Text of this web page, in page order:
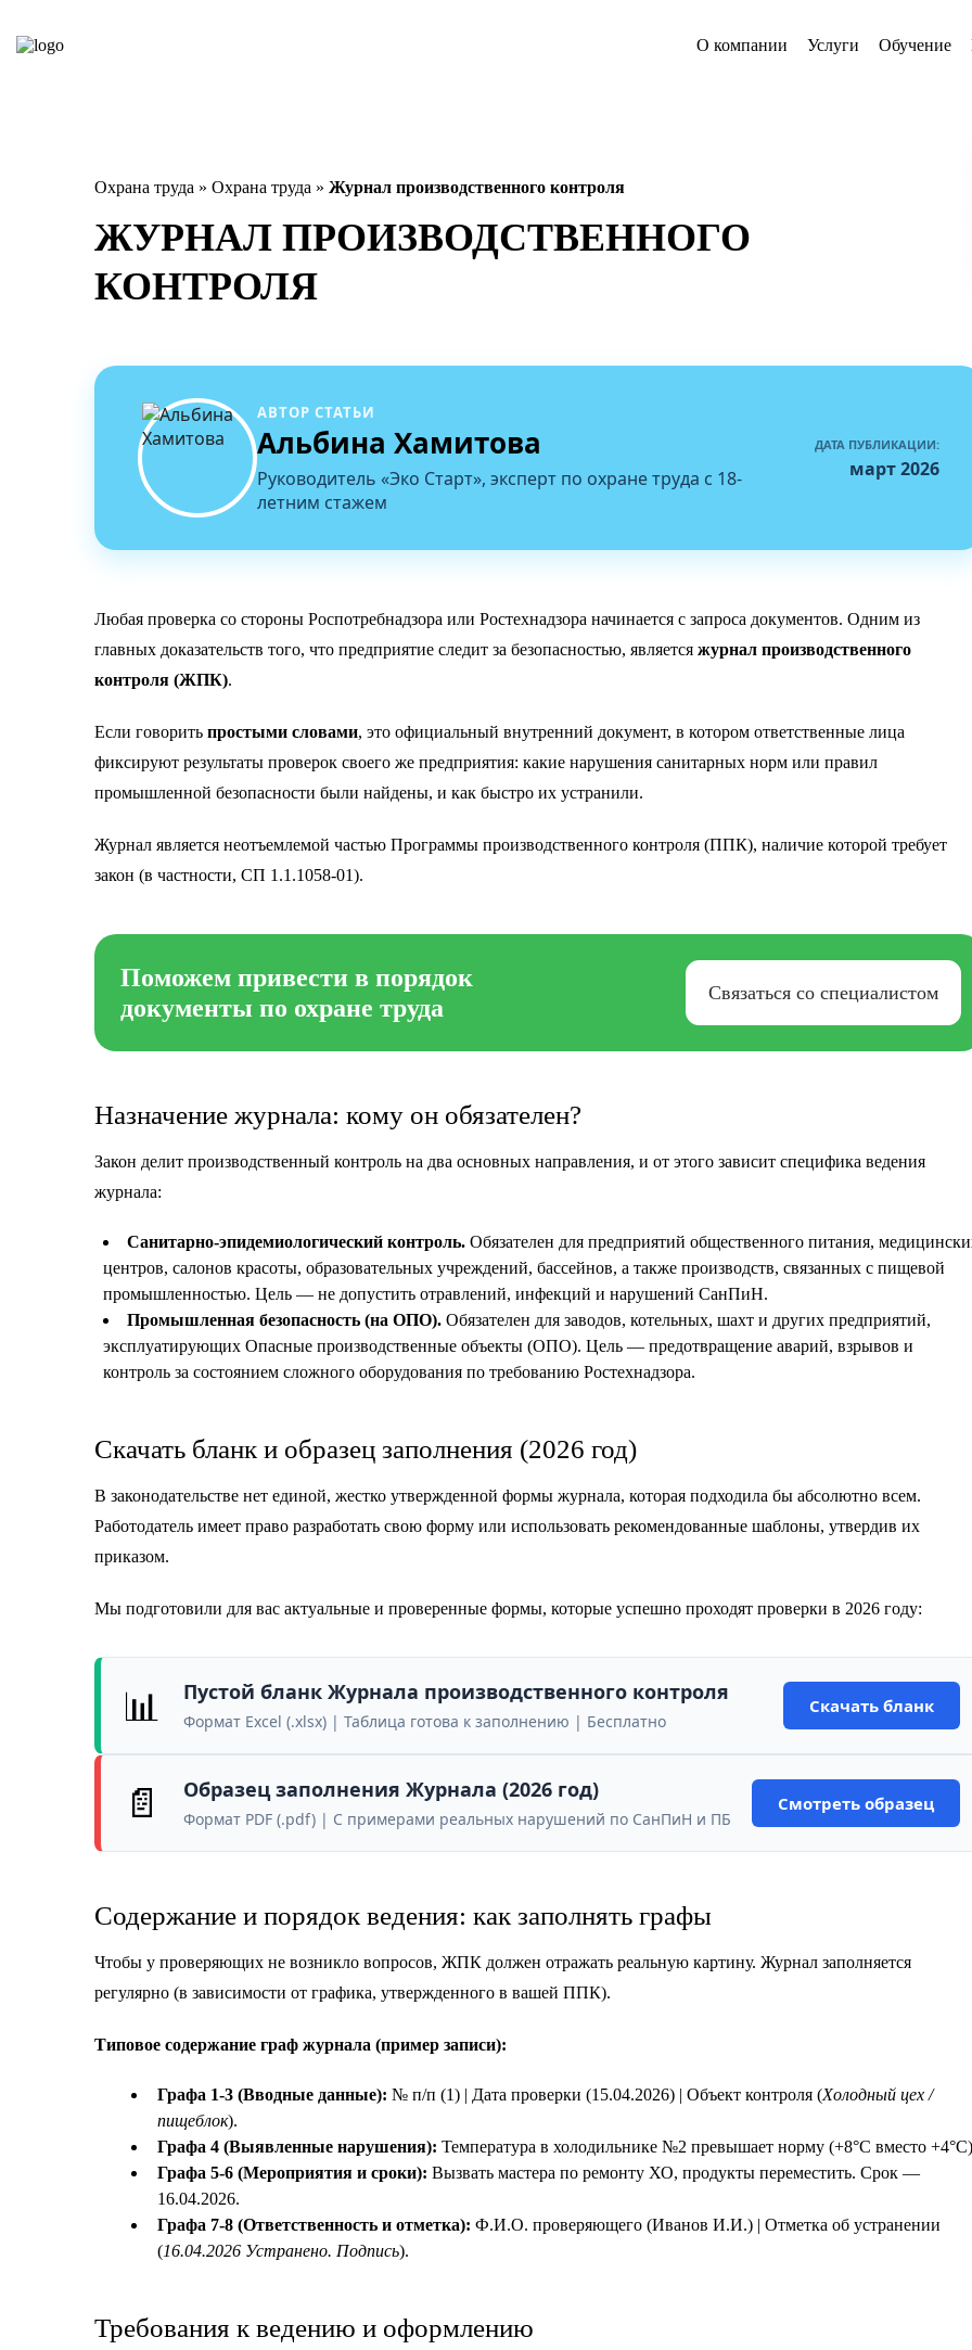
О компании Услуги Обучение
Охрана труда » Охрана труда » Журнал производственного контроля
ЖУРНАЛ ПРОИЗВОДСТВЕННОГО
КОНТРОЛЯ
АВТОР СТАТЬИ
Альбина Хамитова
Руководитель «Эко Старт», эксперт по охране труда с 18-
летним стажем
ДАТА ПУБЛИКАЦИИ:
март 2026
Любая проверка со стороны Роспотребнадзора или Ростехнадзора начинается с запроса документов. Одним из
главных доказательств того, что предприятие следит за безопасностью, является журнал производственного
контроля (ЖПК).
Если говорить простыми словами, это официальный внутренний документ, в котором ответственные лица
фиксируют результаты проверок своего же предприятия: какие нарушения санитарных норм или правил
промышленной безопасности были найдены, и как быстро их устранили.
Журнал является неотъемлемой частью Программы производственного контроля (ППК), наличие которой требует
закон (в частности, СП 1.1.1058-01).
Поможем привести в порядок
документы по охране труда
Связаться со специалистом
Назначение журнала: кому он обязателен?
Закон делит производственный контроль на два основных направления, и от этого зависит специфика ведения
журнала:
Санитарно-эпидемиологический контроль. Обязателен для предприятий общественного питания,
центров, салонов красоты, образовательных учреждений, бассейнов, а также производств, связанных с пищевой
промышленностью. Цель — не допустить отравлений, инфекций и нарушений СанПиН.
Промышленная безопасность (на ОПО). Обязателен для заводов, котельных, шахт и других предприятий,
эксплуатирующих Опасные производственные объекты (ОПО). Цель — предотвращение аварий, взрывов и
контроль за состоянием сложного оборудования по требованию Ростехнадзора.
Скачать бланк и образец заполнения (2026 год)
В законодательстве нет единой, жестко утвержденной формы журнала, которая подходила бы абсолютно всем.
Работодатель имеет право разработать свою форму или использовать рекомендованные шаблоны, утвердив их
приказом.
Мы подготовили для вас актуальные и проверенные формы, которые успешно проходят проверки в 2026 году:
📊 Пустой бланк Журнала производственного контроля
Формат Excel (.xlsx) | Таблица готова к заполнению | Бесплатно
Скачать бланк
📄 Образец заполнения Журнала (2026 год)
Формат PDF (.pdf) | С примерами реальных нарушений по СанПиН и ПБ
Смотреть образец
Содержание и порядок ведения: как заполнять графы
Чтобы у проверяющих не возникло вопросов, ЖПК должен отражать реальную картину. Журнал заполняется
регулярно (в зависимости от графика, утвержденного в вашей ППК).
Типовое содержание граф журнала (пример записи):
Графа 1-3 (Вводные данные): № п/п (1) | Дата проверки (15.04.2026) | Объект контроля (Холодный цех /
пищеблок).
Графа 4 (Выявленные нарушения): Температура в холодильнике №2 превышает норму (+8°C вместо
Графа 5-6 (Мероприятия и сроки): Вызвать мастера по ремонту ХО, продукты переместить. Срок —
16.04.2026.
Графа 7-8 (Ответственность и отметка): Ф.И.О. проверяющего (Иванов И.И.) | Отметка об устранении
(16.04.2026 Устранено. Подпись).
Требования к ведению и оформлению